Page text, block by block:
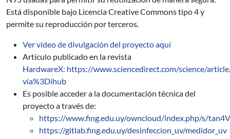
Está disponible bajo Licencia Creative Commons tipo 4 y
permite su reproducción por terceros.
Ver video de divulgación del proyecto aquí
Artículo publicado en la revista
HardwareX: https://www.sciencedirect.com/science/
via%3Dihub
Es posible acceder a la documentación técnica del
proyecto a través de:
https://www.fing.edu.uy/owncloud/index.php/s/
https://gitlab.fing.edu.uy/desinfeccion_uv/medidor_uv